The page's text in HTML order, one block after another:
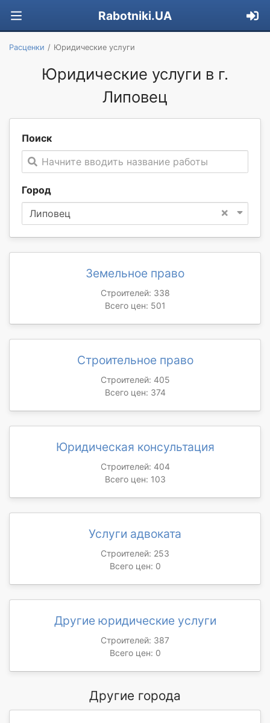
Rabotniki.UA
Расценки Юридические услуги
Юридические услуги в г.
Липовец
Поиск
Начните вводить название работы
Город
×
Липовец
Земельное право
Строителей: 338
Всего цен: 501
Строительное право
Строителей: 405
Всего цен: 374
Юридическая консультация
Строителей: 404
Всего цен: 103
Услуги адвоката
Строителей: 253
Всего цен: 0
Другие юридические услуги
Строителей: 387
Всего цен: 0
Другие города